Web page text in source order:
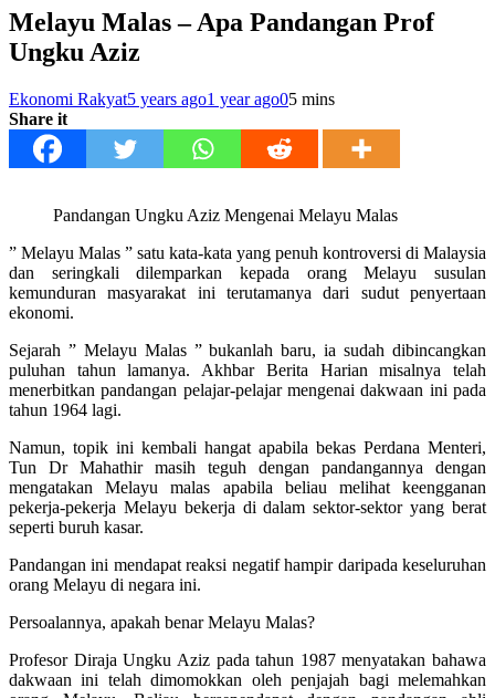
Melayu Malas – Apa Pandangan Prof
Ungku Aziz
Ekonomi Rakyat5 years ago1 year ago05 mins
Share it
Pandangan Ungku Aziz Mengenai Melayu Malas
” Melayu Malas ” satu kata-kata yang penuh kontroversi di Malaysia
dan seringkali dilemparkan kepada orang Melayu susulan
kemunduran masyarakat ini terutamanya dari sudut penyertaan
ekonomi.
Sejarah ” Melayu Malas ” bukanlah baru, ia sudah dibincangkan
puluhan tahun lamanya. Akhbar Berita Harian misalnya telah
menerbitkan pandangan pelajar-pelajar mengenai dakwaan ini pada
tahun 1964 lagi.
Namun, topik ini kembali hangat apabila bekas Perdana Menteri,
Tun Dr Mahathir masih teguh dengan pandangannya dengan
mengatakan Melayu malas apabila beliau melihat keengganan
pekerja-pekerja Melayu bekerja di dalam sektor-sektor yang berat
seperti buruh kasar.
Pandangan ini mendapat reaksi negatif hampir daripada keseluruhan
orang Melayu di negara ini.
Persoalannya, apakah benar Melayu Malas?
Profesor Diraja Ungku Aziz pada tahun 1987 menyatakan bahawa
dakwaan ini telah dimomokkan oleh penjajah bagi melemahkan